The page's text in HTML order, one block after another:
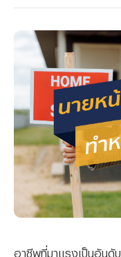
อาชีพที่มาแรงเป็นอันดั